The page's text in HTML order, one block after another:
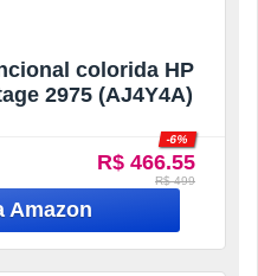
colorida HP
2975 (AJ4Y4A)
R$ 466.55
-6%
R$ 499